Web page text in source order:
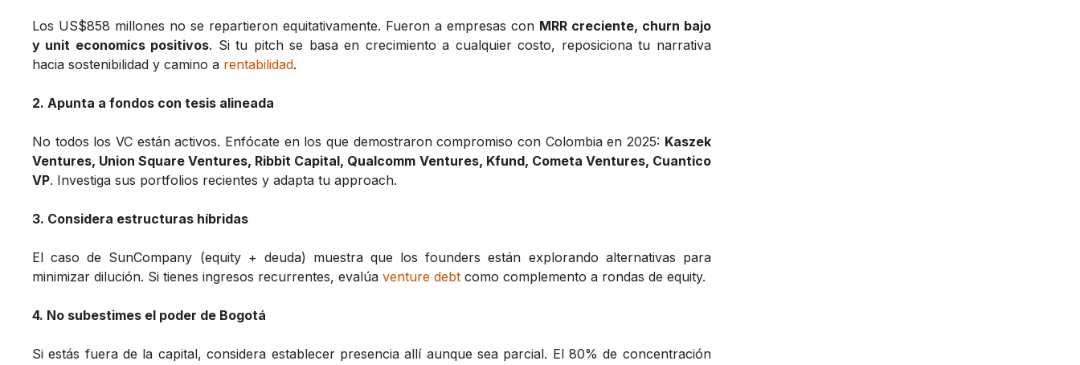
Los US$858 millones no se repartieron equitativamente. Fueron a empresas con MRR creciente, churn bajo
y unit economics positivos. Si tu pitch se basa en crecimiento a cualquier costo, reposiciona tu narrativa
hacia sostenibilidad y camino a rentabilidad.
2. Apunta a fondos con tesis alineada
No todos los VC están activos. Enfócate en los que demostraron compromiso con Colombia en 2025: Kaszek
Ventures, Union Square Ventures, Ribbit Capital, Qualcomm Ventures, Kfund, Cometa Ventures, Cuantico
VP. Investiga sus portfolios recientes y adapta tu approach.
3. Considera estructuras híbridas
El caso de SunCompany (equity + deuda) muestra que los founders están explorando alternativas para
minimizar dilución. Si tienes ingresos recurrentes, evalúa venture debt como complemento a rondas de equity.
4. No subestimes el poder de Bogotá
Si estás fuera de la capital, considera establecer presencia allí aunque sea parcial. El 80% de concentración